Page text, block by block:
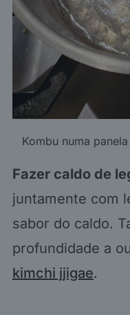
Kombu numa
Fazer caldo de
juntamente com
sabor do caldo.
profundidade a
kimchi jjigae.